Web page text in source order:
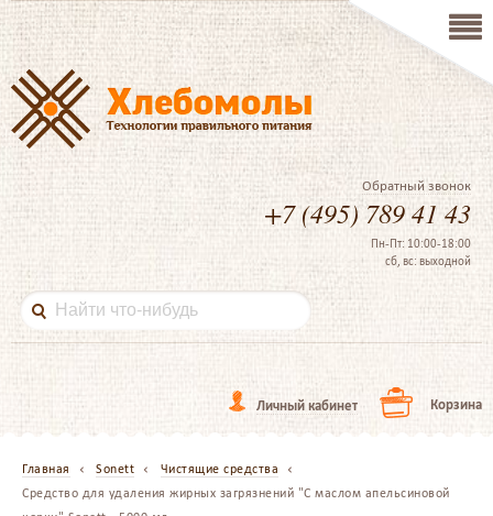
Обратный звонок
+7 (495) 789 41 43
Пн-Пт: 10:00-18:00
сб, вс: выходной
Личный кабинет Корзина
Главная Sonett
Чистящие средства
Средство для удаления жирных загрязнений "С маслом апельсиновой